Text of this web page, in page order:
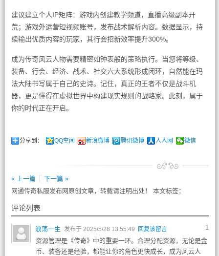
建议建立个人IP矩阵：游戏内创建教学频道，直播高级副本开
荒；游戏外运营短视频账号，发布战术解析内容。数据显示，持
续输出优质内容的玩家，其行会招新效率提升300%。
成为传奇风云人物需要精密如钟表般的策略执行。当您将等级、
装备、行会、经济、战术、社交六大系统形成闭环，自然能在玛
法大陆书写属于自己的史诗。记住，真正的王者不仅是战斗机
器，更是懂得在虚拟世界中构建现实规则的战略家。此刻，属于
你的时代正在开启。
分享到： QQ空间 新浪微博 腾讯微博 人人网 微信
« 上一篇
下一篇 »
网通传奇私服发布网原创文章，转载请注明出处！ 本文标签：
评论列表
1
浪荡一生 发布于 2025/5/28 13:55:49 回复该留言
资源管理是《传奇》中的重要一环。合理分配资源，无论是金
币、装备还是经验，都能让你的角色更快成长，成为风云人